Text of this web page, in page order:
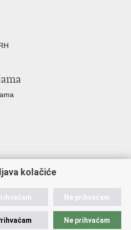
kolačiće
Ne prihvaćam
Ne prihvaćam